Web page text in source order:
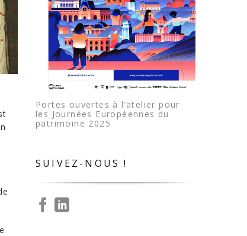
Portes ouvertes à l’atelier pour
les Journées Européennes du
patrimoine 2025
SUIVEZ-NOUS !